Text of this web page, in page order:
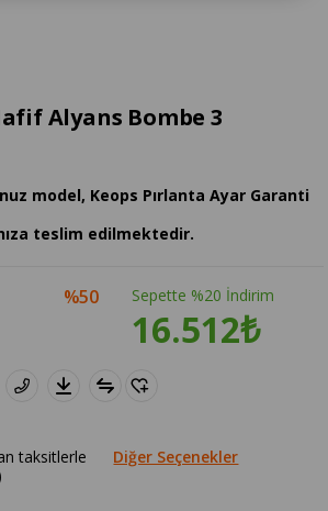
Alyans Bombe 3
model, Keops Pırlanta Ayar Garanti
teslim edilmektedir.
50 Sepette %20 İndirim
16.512₺
taksitlerle
Diğer Seçenekler